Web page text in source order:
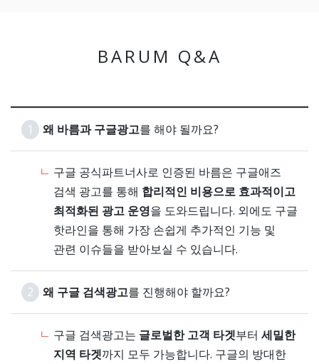
BARUM Q&A
1 왜 바름과 구글광고를 해야 될까요?
구글 공식파트너사로 인증된 바름은 구글애즈
검색 광고를 통해 합리적인 비용으로 효과적이고
최적화된 광고 운영을 도와드립니다. 외에도 구글
핫라인을 통해 가장 손쉽게 추가적인 기능 및
관련 이슈들을 받아보실 수 있습니다.
2 왜 구글 검색광고를 진행해야 할까요?
구글 검색광고는 글로벌한 고객 타겟부터 세밀한
지역 타겟까지 모두 가능합니다. 구글의 방대한